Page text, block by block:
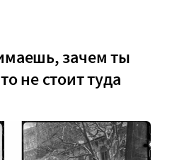
зачем ты
не стоит туда